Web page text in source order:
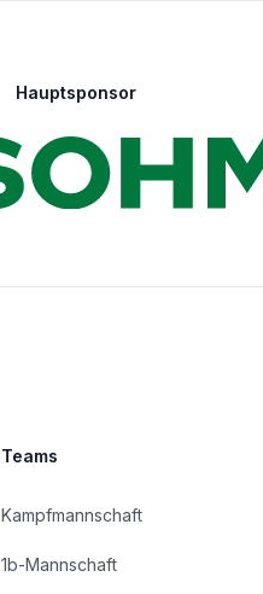
Hauptsponsor
Teams
Kampfmannschaft
1b-Mannschaft